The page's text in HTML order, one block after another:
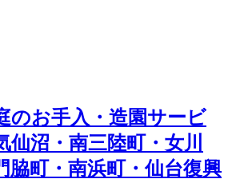
のお手入・造園サービ
仙沼・南三陸町・女川
脇町・南浜町・仙台復興